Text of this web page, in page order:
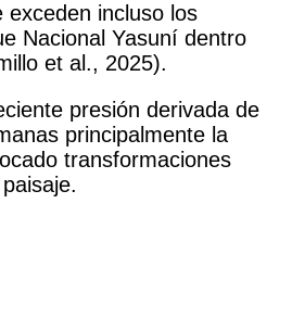
exceden incluso los
Nacional Yasuní dentro
et al., 2025).
presión derivada de
principalmente la
transformaciones